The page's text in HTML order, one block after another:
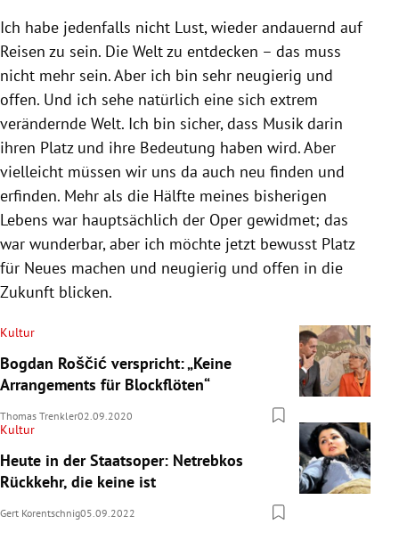
Ich habe jedenfalls nicht Lust, wieder andauernd auf
Reisen zu sein. Die Welt zu entdecken – das muss
nicht mehr sein. Aber ich bin sehr neugierig und
offen. Und ich sehe natürlich eine sich extrem
verändernde Welt. Ich bin sicher, dass Musik darin
ihren Platz und ihre Bedeutung haben wird. Aber
vielleicht müssen wir uns da auch neu finden und
erfinden. Mehr als die Hälfte meines bisherigen
Lebens war hauptsächlich der Oper gewidmet; das
war wunderbar, aber ich möchte jetzt bewusst Platz
für Neues machen und neugierig und offen in die
Zukunft blicken.
Kultur
Bogdan Roščić verspricht: „Keine
Arrangements für Blockflöten“
Thomas Trenkler02.09.2020
Kultur
Heute in der Staatsoper: Netrebkos
Rückkehr, die keine ist
Gert Korentschnig05.09.2022